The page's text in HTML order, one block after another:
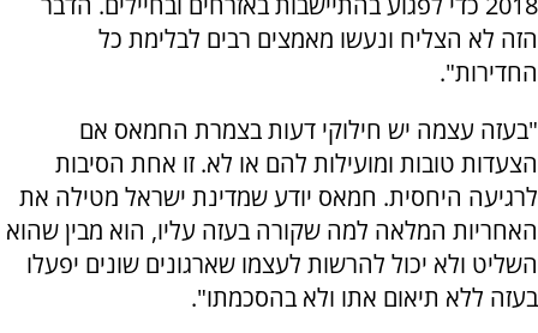
הזה לא הצליח ונעשו מאמצים רבים לבלימת כל
החדירות".
"בעזה עצמה יש חילוקי דעות בצמרת החמאס אם
הצעדות טובות ומועילות להם או לא. זו אחת הסיבות
לרגיעה היחסית. חמאס יודע שמדינת ישראל מטילה את
האחריות המלאה למה שקורה בעזה עליו, הוא מבין שהוא
השליט ולא יכול להרשות לעצמו שארגונים שונים יפעלו
בעזה ללא תיאום אתו ולא בהסכמתו".